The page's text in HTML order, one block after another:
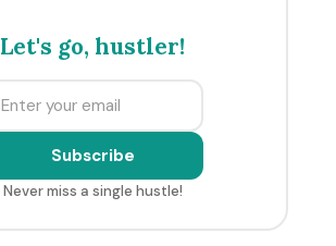
Let's go, hustler!
Subscribe
Never miss a single hustle!